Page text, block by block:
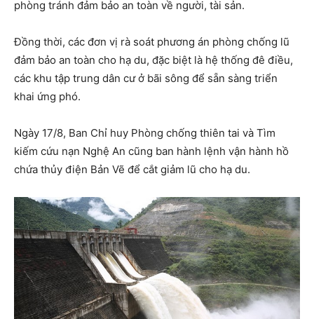
phòng tránh đảm bảo an toàn về người, tài sản.
Đồng thời, các đơn vị rà soát phương án phòng chống lũ
đảm bảo an toàn cho hạ du, đặc biệt là hệ thống đê điều,
các khu tập trung dân cư ở bãi sông để sẵn sàng triển
khai ứng phó.
Ngày 17/8, Ban Chỉ huy Phòng chống thiên tai và Tìm
kiếm cứu nạn Nghệ An cũng ban hành lệnh vận hành hồ
chứa thủy điện Bản Vẽ để cắt giảm lũ cho hạ du.